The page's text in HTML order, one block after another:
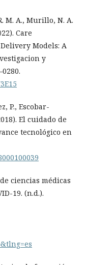
M. A., Murillo, N. A.
Care
Models: A
y
P., Escobar-
El cuidado de
tecnológico en
ciencias médicas
19. (n.d.).